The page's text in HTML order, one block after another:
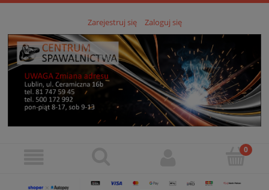
Zarejestruj się Zaloguj się